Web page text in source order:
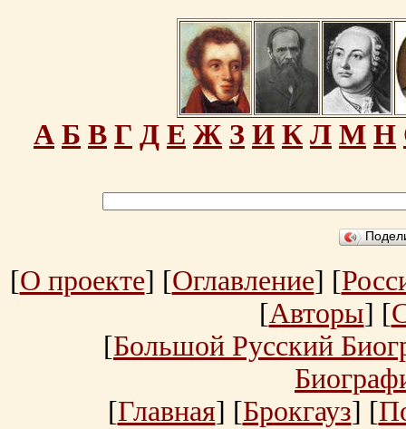
А Б В Г Д Е Ж З И К Л М Н
[О проекте] [Оглавление] [
[Авторы] [
[Большой Русский
[Главная] [Брокгауз] [